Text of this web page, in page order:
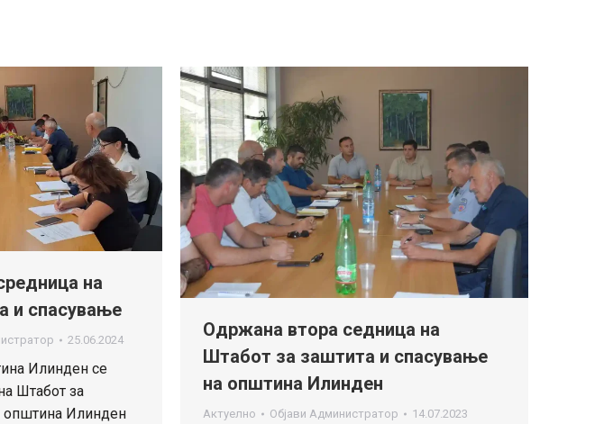
на
и спасување
25.06.2024
Илинден се
Штабот за
општина Илинден
Одржана втора седница на
Штабот за заштита и спасување
на општина Илинден
Актуелно Објави Администратор 14.07.2023